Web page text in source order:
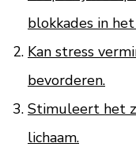
blokkades in
Kan stress
bevorderen.
Stimuleert het
lichaam.